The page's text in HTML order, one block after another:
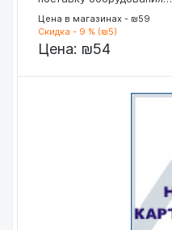
Цена в магазинах - ₪59
Скидка - 9 % (₪5)
Цена: ₪54